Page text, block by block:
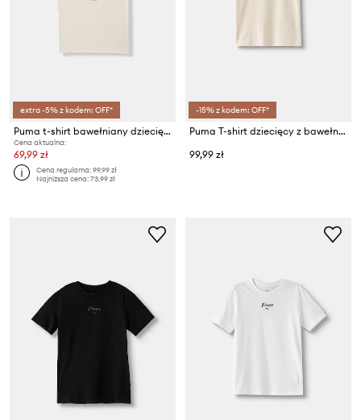
extra -5% z kodem: OFF*
Puma t-shirt bawełniany dziecięcy MID90s
Cena aktualna:
69,99 zł
Cena regularna:99,99 zł
Najniższa cena:73,99 zł
-15% z kodem: OFF*
Puma T-shirt dziecięcy z bawełną ESS TAPE Tee
99,99 zł